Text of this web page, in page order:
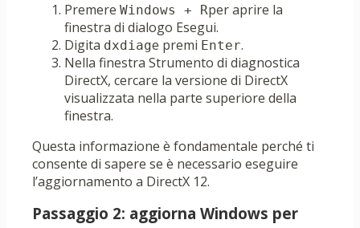
Premere Windows + Rper aprire la
finestra di dialogo Esegui.
Digita dxdiage premi Enter.
Nella finestra Strumento di diagnostica
DirectX, cercare la versione di DirectX
visualizzata nella parte superiore della
finestra.
Questa informazione è fondamentale perché ti
consente di sapere se è necessario eseguire
l’aggiornamento a DirectX 12.
Passaggio 2: aggiorna Windows per